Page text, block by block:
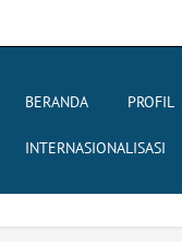
BERANDA PROFIL
INTERNASIONALISASI